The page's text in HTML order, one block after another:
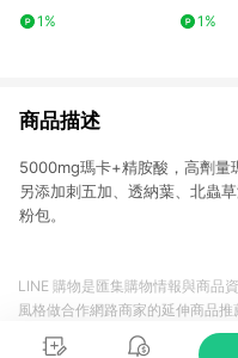
1%
1%
商品描述
5000mg瑪卡+精胺酸，高劑量
另添加刺五加、透納葉、北蟲
粉包。
LINE 購物是匯集購物情報與商品
風格做合作網路商家的延伸商品
商品至各合作網路商家，確認現